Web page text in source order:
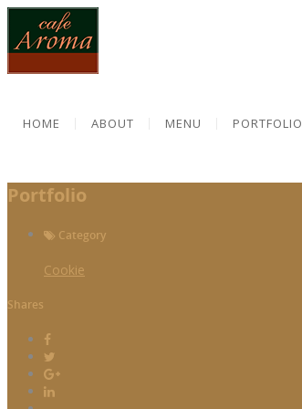
HOME ABOUT MENU PORTFOLIO
Portfolio
Category
Cookie
Shares